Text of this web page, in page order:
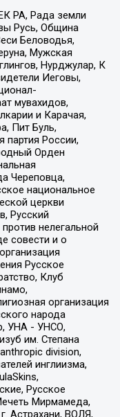
РА, Рада земли
Русь, Община
Беловодья,
Мужская
Нурджулар, К
Иеговы,
мувахидов,
и Карачая,
Пит Буль,
партия России,
Орден
Череповца,
национальное
церкви
Русский
нелегальной
совести и о
Русское
Клуб
организация
народа
УНА - УНСО,
им. Степана
division,
инглиизма,
Русское
Мирмамеда,
Астрахани, ВОЛЯ,